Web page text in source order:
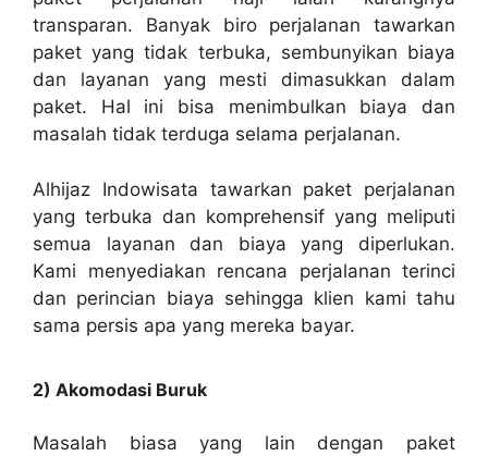
transparan. Banyak biro perjalanan tawarkan
paket yang tidak terbuka, sembunyikan biaya
dan layanan yang mesti dimasukkan dalam
paket. Hal ini bisa menimbulkan biaya dan
masalah tidak terduga selama perjalanan.
Alhijaz Indowisata tawarkan paket perjalanan
yang terbuka dan komprehensif yang meliputi
semua layanan dan biaya yang diperlukan.
Kami menyediakan rencana perjalanan terinci
dan perincian biaya sehingga klien kami tahu
sama persis apa yang mereka bayar.
2) Akomodasi Buruk
Masalah biasa yang lain dengan paket